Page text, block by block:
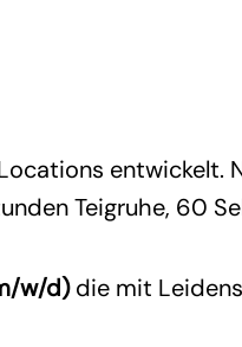
entwickelt.
Teigruhe, 60
w/d)die mit